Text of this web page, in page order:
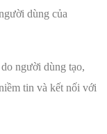
dùng của
người dùng tạo,
tin và kết nối với